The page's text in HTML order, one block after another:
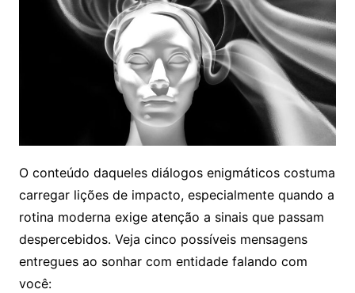
O conteúdo daqueles diálogos enigmáticos costuma
carregar lições de impacto, especialmente quando a
rotina moderna exige atenção a sinais que passam
despercebidos. Veja cinco possíveis mensagens
entregues ao sonhar com entidade falando com
você: